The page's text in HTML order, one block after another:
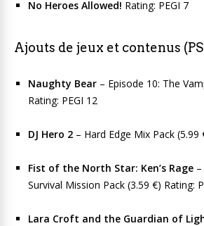
No Heroes Allowed! Rating: PEGI 7
Ajouts de jeux et contenus
Naughty Bear – Episode 10: The
Rating: PEGI 12
DJ Hero 2 – Hard Edge Mix Pack (5.99
Fist of the North Star: Ken’s Rage
Survival Mission Pack (3.59 €) Rating:
Lara Croft and the Guardian of